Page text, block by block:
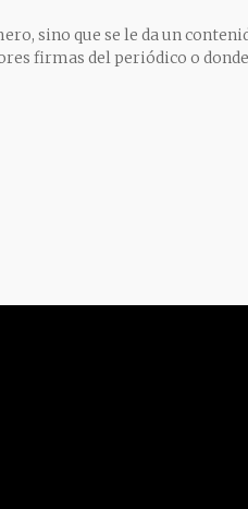
sino que se le da un
firmas del periódico o